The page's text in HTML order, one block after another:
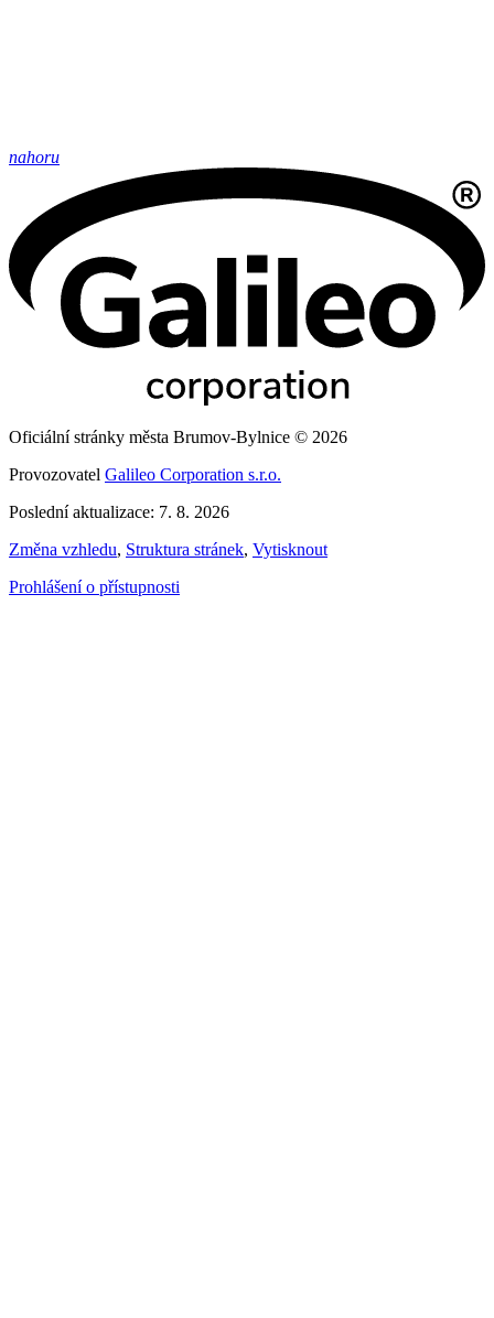
nahoru
Oficiální stránky města Brumov-Bylnice © 2026
Provozovatel Galileo Corporation s.r.o.
Poslední aktualizace: 7. 8. 2026
Změna vzhledu, Struktura stránek, Vytisknout
Prohlášení o přístupnosti